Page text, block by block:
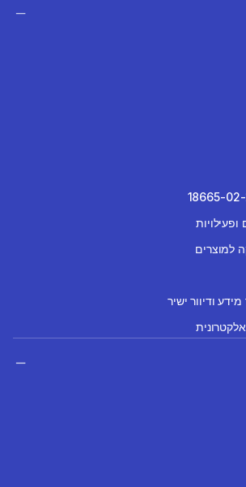
למוצרים
ודיוור ישיר